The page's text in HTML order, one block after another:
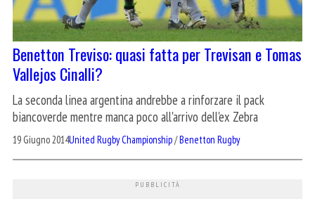
Benetton Treviso: quasi fatta per Trevisan e Tomas
Vallejos Cinalli?
La seconda linea argentina andrebbe a rinforzare il pack
biancoverde mentre manca poco all'arrivo dell'ex Zebra
19 Giugno 2014United Rugby Championship/Benetton Rugby